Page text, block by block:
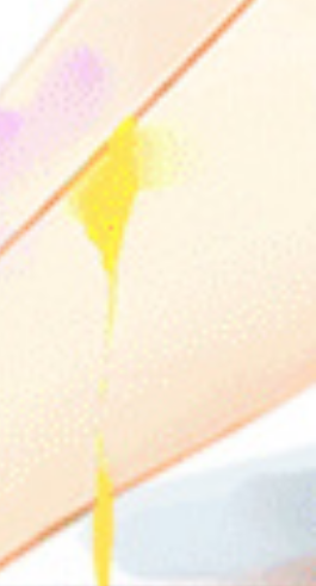
淘宝联盟是如何收费
的？淘宝联盟的优势
是什么？
淘宝